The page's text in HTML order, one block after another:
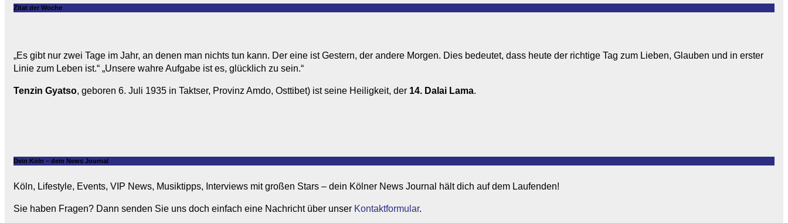
Zitat der Woche
„Es gibt nur zwei Tage im Jahr, an denen man nichts tun kann. Der eine ist Gestern, der andere Morgen. Dies bedeutet, dass heute der richtige Tag zum Lieben, Glauben und in erster
Linie zum Leben ist.“ „Unsere wahre Aufgabe ist es, glücklich zu sein.“
Tenzin Gyatso, geboren 6. Juli 1935 in Taktser, Provinz Amdo, Osttibet) ist seine Heiligkeit, der 14. Dalai Lama.
Dein Köln – dein News Journal
Köln, Lifestyle, Events, VIP News, Musiktipps, Interviews mit großen Stars – dein Kölner News Journal hält dich auf dem Laufenden!
Sie haben Fragen? Dann senden Sie uns doch einfach eine Nachricht über unser Kontaktformular.